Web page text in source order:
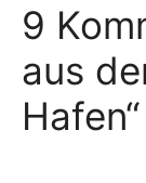
9
aus
Hafen“